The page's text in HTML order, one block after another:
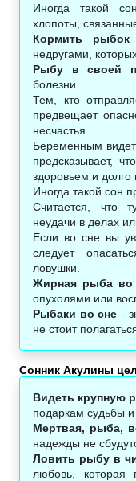
Иногда такой
хлопоты,
Кормить
недругами,
Рыбу в своей
болезни.
Тем, кто
предвещает
несчастья.
Беременным
предсказывает,
здоровьем и долго
Иногда такой сон
Считается, что
неудачи в делах
Если во сне вы
следует
ловушки.
Жирная рыба во
опухолями или
Рыбаки во сне -
не стоит
Сонник Акулины
Видеть крупную
подаркам судьбы
Мертвая, рыба,
надежды не
Ловить рыбу в
любовь, которая